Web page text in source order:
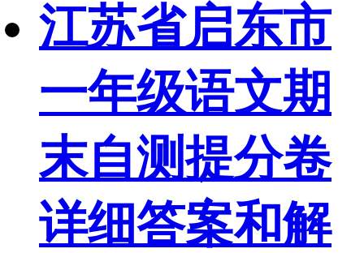
江苏省启东市
一年级语文期
末自测提分卷
详细答案和解